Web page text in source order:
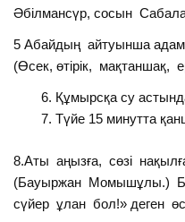
Әбілмансүр, сосын
5 Абайдың айтуынша
(Өсек, өтірік, мақтаншақ,
Құмырсқа су
Түйе 15 минутта
8.Аты аңызға, сөзі
(Бауыржан Момышұлы.)
сүйер ұлан бол!» деген